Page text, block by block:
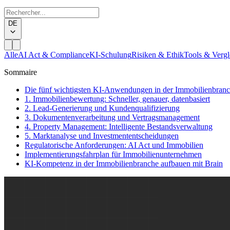
DE
AlleAI Act & ComplianceKI-SchulungRisiken & EthikTools &
Sommaire
Die fünf wichtigsten KI-Anwendungen in der
1. Immobilienbewertung: Schneller, genauer, datenbasiert
2. Lead-Generierung und Kundenqualifizierung
3. Dokumentenverarbeitung und Vertragsmanagement
4. Property Management: Intelligente Bestandsverwaltung
5. Marktanalyse und Investmententscheidungen
Regulatorische Anforderungen: AI Act und Immobilien
Implementierungsfahrplan für Immobilienunternehmen
KI-Kompetenz in der Immobilienbranche aufbauen mit Brain